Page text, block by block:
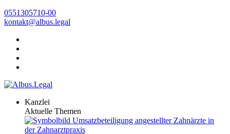
0551305710-00
kontakt@albus.legal
Kanzlei
Aktuelle Themen